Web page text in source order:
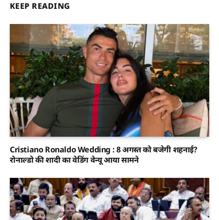
KEEP READING
Cristiano Ronaldo Wedding : 8 अगस्त को बजेगी शहनाई?
रोनाल्डो की शादी का वेडिंग वेन्यू आया सामने